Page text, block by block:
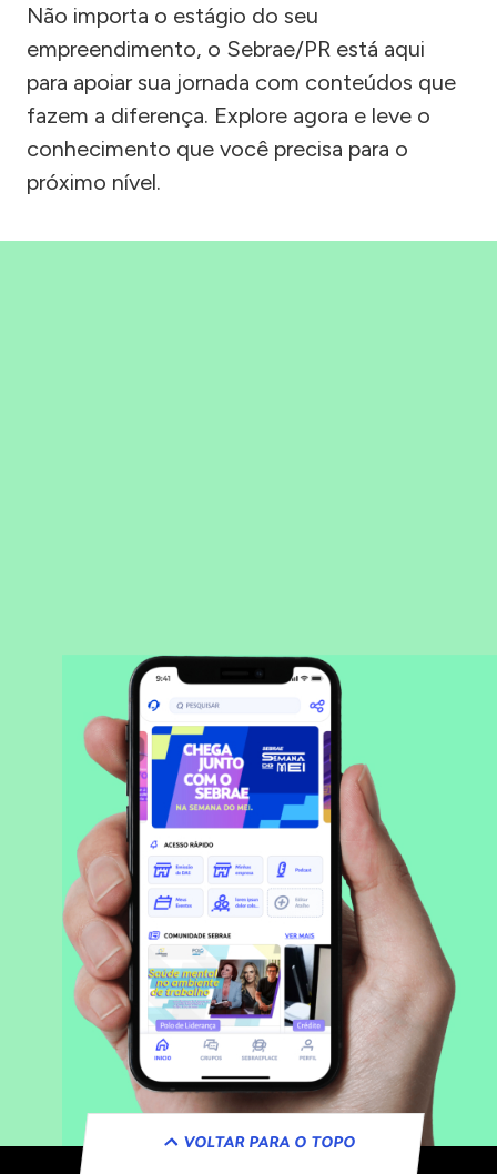
Não importa o estágio do seu
empreendimento, o Sebrae/PR está aqui
para apoiar sua jornada com conteúdos que
fazem a diferença. Explore agora e leve o
conhecimento que você precisa para o
próximo nível.
VOLTAR PARA O TOPO